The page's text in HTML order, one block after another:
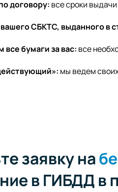
договору: все сроки
СБКТС, выданного в
все бумаги за вас: все
мы ведем
заявку на
в ГИБДД в